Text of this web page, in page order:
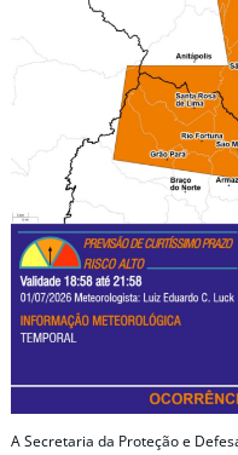
A Secretaria da Proteção e